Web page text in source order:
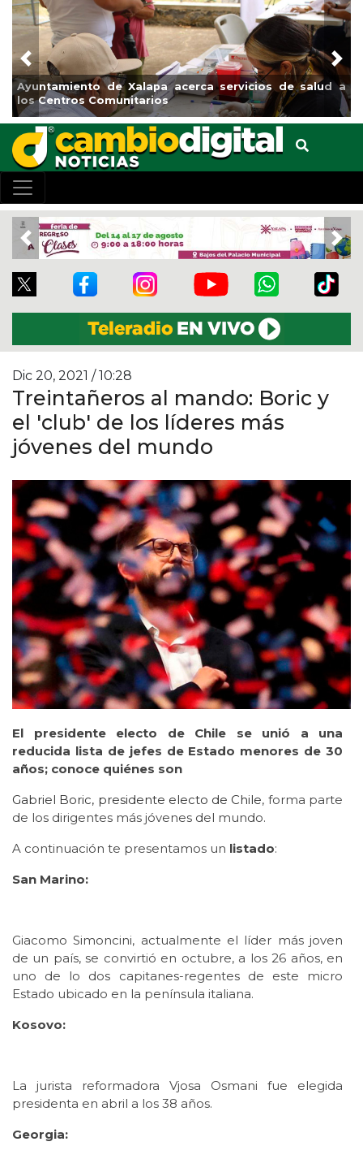
acerca servicios de salud a
Municipio arrancará
el boulevard 5 de febrero
Previous
Previous
Dic 20, 2021 / 10:28
Treintañeros al mando: Boric y
el 'club' de los líderes más
jóvenes del mundo
El presidente electo de Chile se unió a una
reducida lista de jefes de Estado menores de 30
años; conoce quiénes son
Gabriel Boric, presidente electo de Chile, forma parte
de los dirigentes más jóvenes del mundo.
A continuación te presentamos un listado:
San Marino:
Giacomo Simoncini, actualmente el líder más joven
de un país, se convirtió en octubre, a los 26 años, en
uno de lo dos capitanes-regentes de este micro
Estado ubicado en la península italiana.
Kosovo:
La jurista reformadora Vjosa Osmani fue elegida
presidenta en abril a los 38 años.
Georgia: